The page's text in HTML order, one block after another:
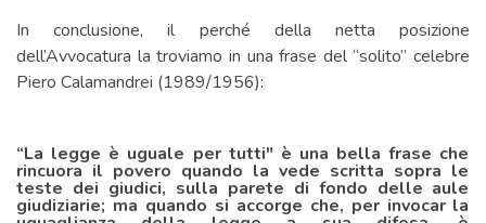
In conclusione, il perché della netta posizione
dell’Avvocatura la troviamo in una frase del “solito” celebre
Piero Calamandrei (1989/1956):
“La legge è uguale per tutti" è una bella frase che
rincuora il povero quando la vede scritta sopra le
teste dei giudici, sulla parete di fondo delle aule
giudiziarie; ma quando si accorge che, per invocar la